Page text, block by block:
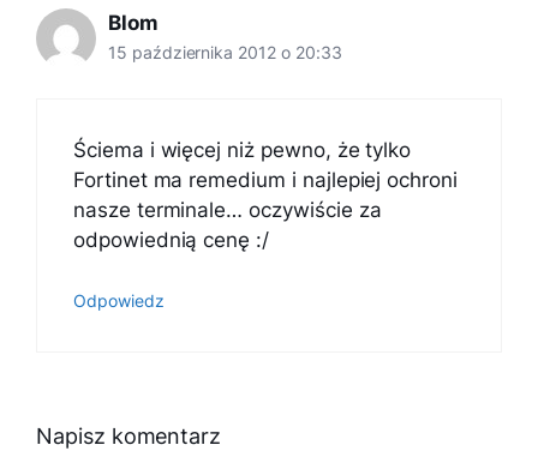
Blom
15 października 2012 o 20:33
Ściema i więcej niż pewno, że tylko
Fortinet ma remedium i najlepiej ochroni
nasze terminale… oczywiście za
odpowiednią cenę :/
Odpowiedz
Napisz komentarz